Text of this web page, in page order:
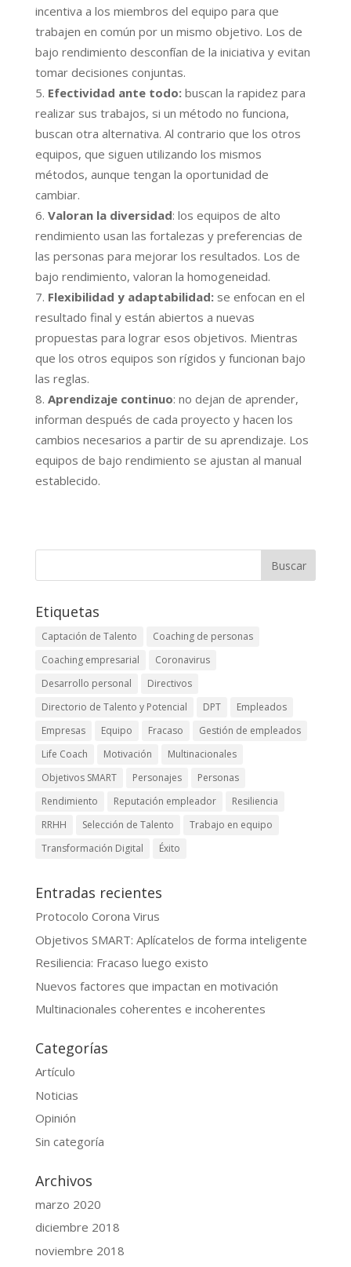
incentiva a los miembros del equipo para que
trabajen en común por un mismo objetivo. Los de
bajo rendimiento desconfían de la iniciativa y evitan
tomar decisiones conjuntas.
Efectividad ante todo:buscan la rapidez para
realizar sus trabajos, si un método no funciona,
buscan otra alternativa. Al contrario que los otros
equipos, que siguen utilizando los mismos
métodos, aunque tengan la oportunidad de
cambiar.
Valoran la diversidad: los equipos de alto
rendimiento usan las fortalezas y preferencias de
las personas para mejorar los resultados. Los de
bajo rendimiento, valoran la homogeneidad.
Flexibilidad y adaptabilidad:se enfocan en el
resultado final y están abiertos a nuevas
propuestas para lograr esos objetivos. Mientras
que los otros equipos son rígidos y funcionan bajo
las reglas.
Aprendizaje continuo: no dejan de aprender,
informan después de cada proyecto y hacen los
cambios necesarios a partir de su aprendizaje. Los
equipos de bajo rendimiento se ajustan al manual
establecido.
Etiquetas
Captación de Talento
Coaching de personas
Coaching empresarial
Coronavirus
Desarrollo personal
Directivos
Directorio de Talento y Potencial
DPT
Empleados
Empresas
Equipo Fracaso
Gestión de empleados
Life Coach
Motivación
Multinacionales
Objetivos SMART
Personajes
Personas
Rendimiento
Reputación empleador
Resiliencia
RRHH
Selección de Talento
Trabajo en equipo
Transformación Digital
Éxito
Entradas recientes
Protocolo Corona Virus
Objetivos SMART: Aplícatelos de forma inteligente
Resiliencia: Fracaso luego existo
Nuevos factores que impactan en motivación
Multinacionales coherentes e incoherentes
Categorías
Artículo
Noticias
Opinión
Sin categoría
Archivos
marzo 2020
diciembre 2018
noviembre 2018